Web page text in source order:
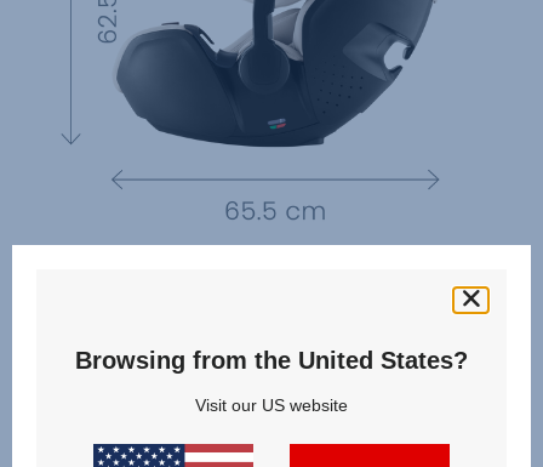
Browsing from the United States?
Visit our US website